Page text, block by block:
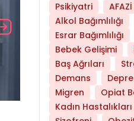
Hangi Yaşta
Psikiyatri AFAZİ
Alkol Bağımlılığı
Esrar Bağımlılığı
Bebek Gelişimi
Baş Ağrıları
Demans
Migren
Opiat
Kadın Hastalıkları